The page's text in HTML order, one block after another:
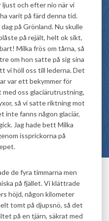
ljust och efter nio när vi
varit på färd denna tid.
på Grönland. Nu skulle
på rejält, helt ok sikt,
Milka frös om tårna, så
om hon satte på sig sina
vi höll oss till lederna. Det
var ett bekymmer för
med oss glaciärutrustning,
så vi satte riktning mot
inte fanns någon glaciär,
Jag hade bett Milka
issprickorna på
de fyra timmarna men
på fjället. Vi klättrade
höjd, någon kilometer
tomt på djupsnö, så det
på en tjärn, säkrat med